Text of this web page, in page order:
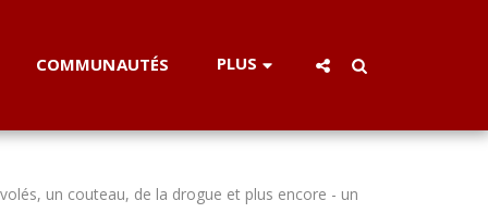
COMMUNAUTÉS PLUS
un couteau, de la drogue et plus encore - un